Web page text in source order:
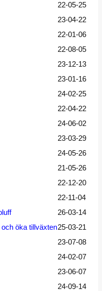
22-05-25
23-04-22
22-01-06
22-08-05
23-12-13
23-01-16
24-02-25
22-04-22
24-06-02
23-03-29
24-05-26
21-05-26
22-12-20
22-11-04
26-03-14
öka tillväxten25-03-21
23-07-08
24-02-07
23-06-07
24-09-14